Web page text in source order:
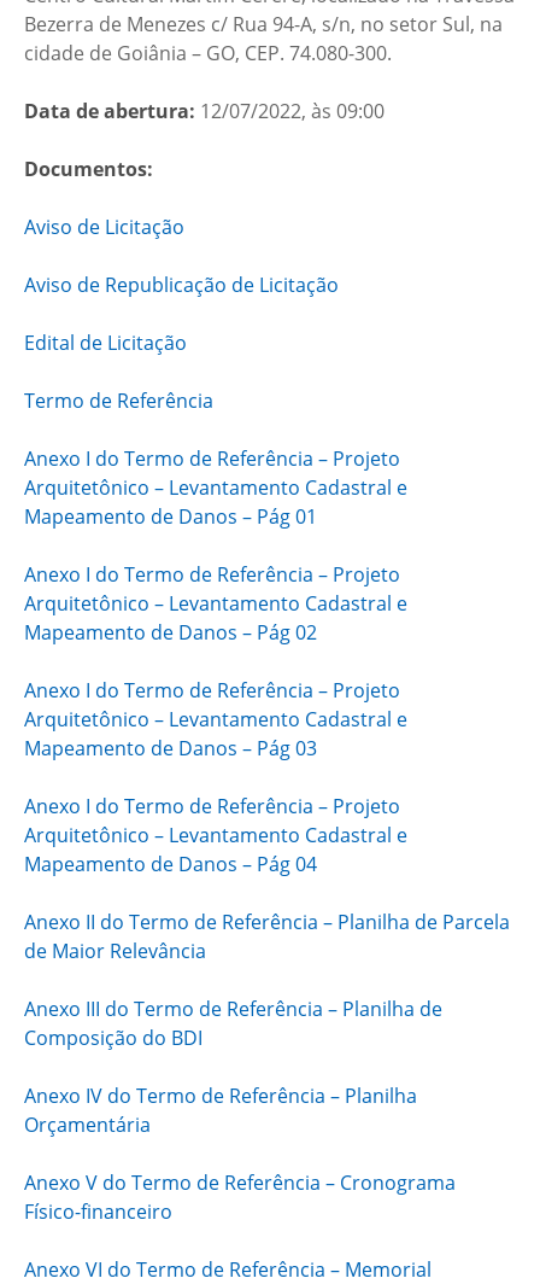
Bezerra de Menezes c/ Rua 94-A, s/n, no setor Sul, na
cidade de Goiânia – GO, CEP. 74.080-300.
Data de abertura: 12/07/2022, às 09:00
Documentos:
Aviso de Licitação
Aviso de Republicação de Licitação
Edital de Licitação
Termo de Referência
Anexo I do Termo de Referência – Projeto
Arquitetônico – Levantamento Cadastral e
Mapeamento de Danos – Pág 01
Anexo I do Termo de Referência – Projeto
Arquitetônico – Levantamento Cadastral e
Mapeamento de Danos – Pág 02
Anexo I do Termo de Referência – Projeto
Arquitetônico – Levantamento Cadastral e
Mapeamento de Danos – Pág 03
Anexo I do Termo de Referência – Projeto
Arquitetônico – Levantamento Cadastral e
Mapeamento de Danos – Pág 04
Anexo II do Termo de Referência – Planilha de Parcela
de Maior Relevância
Anexo III do Termo de Referência – Planilha de
Composição do BDI
Anexo IV do Termo de Referência – Planilha
Orçamentária
Anexo V do Termo de Referência – Cronograma
Físico-financeiro
Anexo VI do Termo de Referência – Memorial